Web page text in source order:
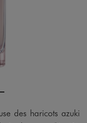
des haricots azuki